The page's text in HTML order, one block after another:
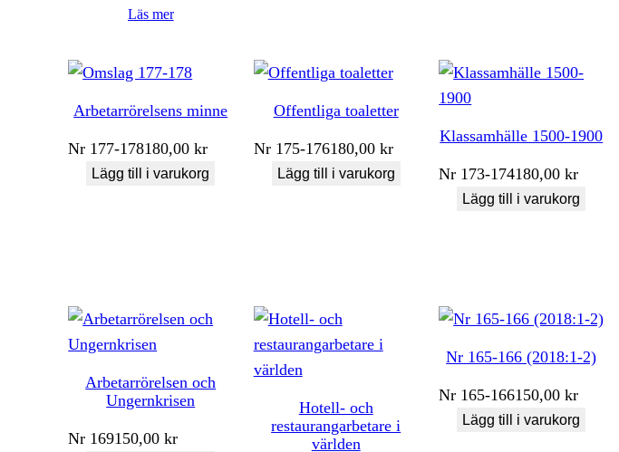
Läs mer
Arbetarrörelsens minne
Nr 177-178180,00kr
Lägg till i varukorg
Offentliga toaletter
Nr 175-176180,00 kr
Lägg till i varukorg
Klassamhälle 1500-1900
Nr 173-174180,00kr
Lägg till i varukorg
Arbetarrörelsen och
Ungernkrisen
Nr 169150,00kr
Hotell- och
restaurangarbetare i
världen
Nr 165-166 (2018:1-2)
Nr 165-166150,00kr
Lägg till i varukorg